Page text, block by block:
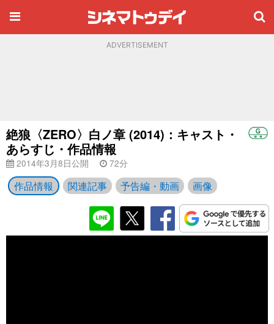
ADVERTISEMENT
絶狼〈ZERO〉白ノ章 (2014)：キャスト・
あらすじ・作品情報
2014年3月8日公開 72分
作品情報 関連記事 予告編・動画 画像